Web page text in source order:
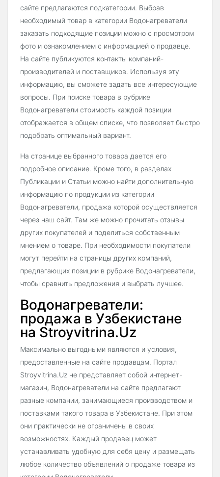
сайте предлагаются подкатегории. Выбрав
необходимый товар в категории Водонагреватели
заказать подходящие позиции можно с просмотром
фото и ознакомлением с информацией о продавце.
На сайте публикуются контакты компаний-
производителей и поставщиков. Используя эту
информацию, вы сможете задать все интересующие
вопросы. При поиске товара в рубрике
Водонагреватели стоимость каждой позиции
отображается в общем списке, что позволяет быстро
подобрать оптимальный вариант.
На странице выбранного товара дается его
подробное описание. Кроме того, в разделах
Публикации и Статьи можно найти дополнительную
информацию по продукции из категории
Водонагреватели, продажа которой осуществляется
через наш сайт. Там же можно прочитать отзывы
других покупателей и поделиться собственным
мнением о товаре. При необходимости покупатели
могут перейти на страницы других компаний,
предлагающих позиции в рубрике Водонагреватели,
чтобы сравнить предложения и выбрать лучшее.
Водонагреватели:
продажа в Узбекистане
на Stroyvitrina.Uz
Максимально выгодными являются и условия,
предоставленные на сайте продавцам. Портал
Stroyvitrina.Uz не представляет собой интернет-
магазин, Водонагреватели на сайте предлагают
разные компании, занимающиеся производством и
поставками такого товара в Узбекистане. При этом
они практически не ограничены в своих
возможностях. Каждый продавец может
устанавливать удобную для себя цену и размещать
любое количество объявлений о продаже товара из